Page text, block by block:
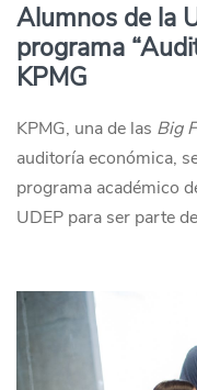
Alumnos de la
programa
KPMG
KPMG, una de las Big
auditoría económica,
programa académico
UDEP para ser parte